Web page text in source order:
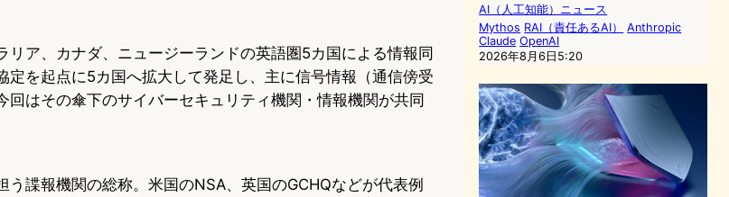
リア、カナダ、ニュージーランドの英語圏5カ国による情報同
定を起点に5カ国へ拡大して発足し、主に信号情報（通信傍受
回はその傘下のサイバーセキュリティ機関・情報機関が共同
う諜報機関の総称。米国のNSA、英国のGCHQなどが代表例
AI（人工知能）ニュース
Mythos RAI（責任あるAI）
Anthropic
Claude OpenAI
2026年8月6日5:20